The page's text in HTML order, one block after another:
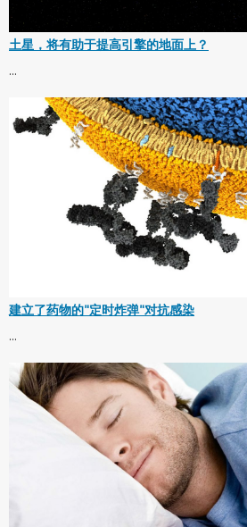
土星，将有助于提高引擎的地面上？
...
建立了药物的"定时炸弹"对抗感染
...